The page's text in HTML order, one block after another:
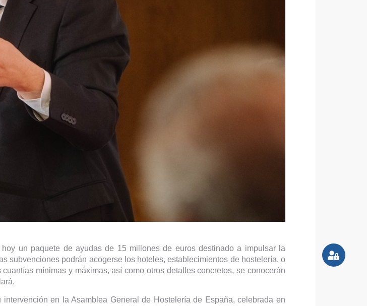
un paquete de ayudas de 15 millones de euros destinado a impulsar la
subvenciones podrán acogerse los hoteles, establecimientos de hostelería, o
mínimas y máximas, así como otros detalles concretos, se conocerán
en la Asamblea General de Hostelería de España, celebrada en